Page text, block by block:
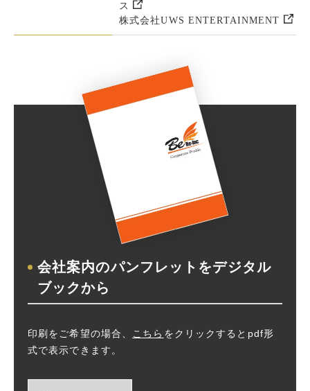
ス
株式会社UWS ENTERTAINMENT
新
会社案内のパンフレットをデジタル
ブックから
印刷をご希望の場合、 こちら 新しいWindowで開きます
をクリックするとpdf形
式で表示できます。